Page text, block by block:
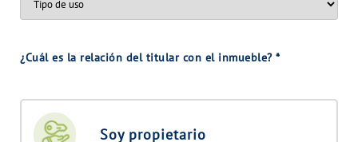
¿Cuál es la relación del titular con el inmueble? *
Soy propietario